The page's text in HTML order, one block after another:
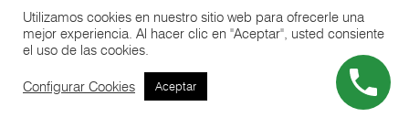
Utilizamos cookies en nuestro sitio web para ofrecerle una
mejor experiencia. Al hacer clic en "Aceptar", usted consiente
el uso de las cookies.
Configurar Cookies Aceptar